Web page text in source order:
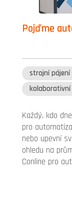
Pojďme
strojní pájení
Každý, kdo
pro
nebo upevní
ohledu na
Conline pro